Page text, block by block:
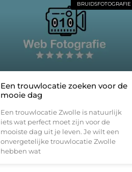
BRUIDSFOTOGRAFIE
Een trouwlocatie zoeken voor de
mooie dag
Een trouwlocatie Zwolle is natuurlijk
iets wat perfect moet zijn voor de
mooiste dag uit je leven. Je wilt een
onvergetelijke trouwlocatie Zwolle
hebben wat